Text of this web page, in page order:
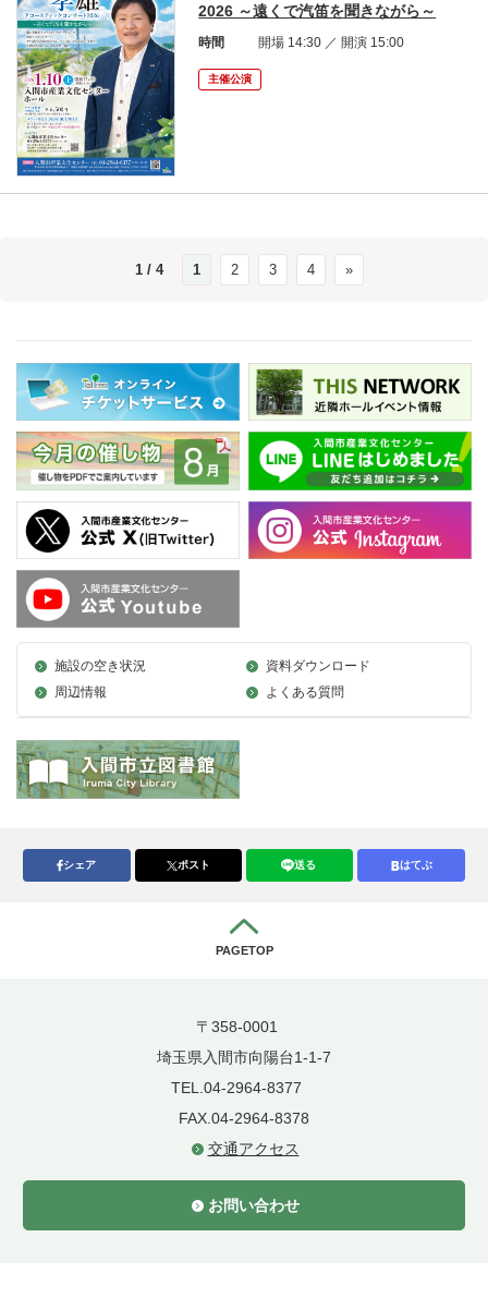
2026 ～遠くで汽笛を聞きながら～
時間 開場 14:30 ／ 開演 15:00
主催公演
1 / 4 1 2 3 4 »
施設の空き状況
資料ダウンロード
周辺情報
よくある質問
シェア ポスト 送る はてぶ
PAGETOP
〒358-0001
埼玉県入間市向陽台1-1-7
TEL.04-2964-8377
FAX.04-2964-8378
交通アクセス
お問い合わせ